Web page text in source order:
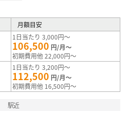
月額目安
1日当たり 3,000円～
106,500 円/月～
初期費用他 22,000円～
1日当たり 3,200円～
112,500 円/月～
初期費用他 16,500円～
駅近